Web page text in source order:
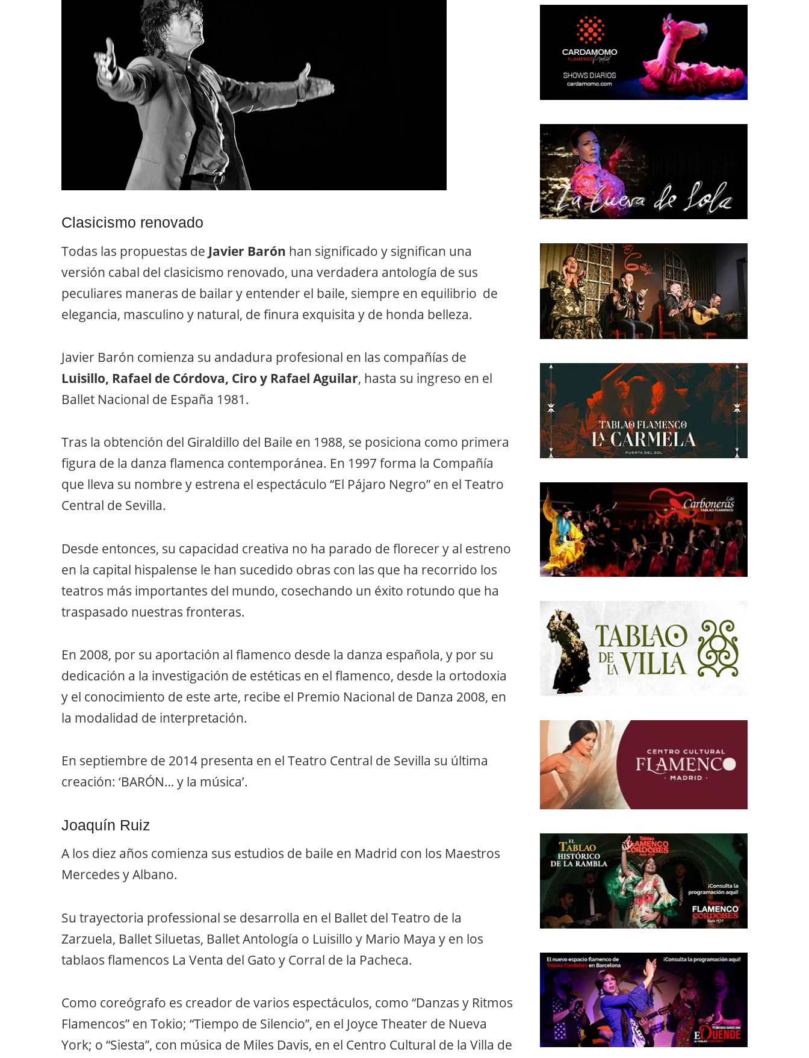
Clasicismo renovado
Todas las propuestas de Javier Barón han significado y significan una
versión cabal del clasicismo renovado, una verdadera antología de sus
peculiares maneras de bailar y entender el baile, siempre en equilibrio de
elegancia, masculino y natural, de finura exquisita y de honda belleza.
Javier Barón comienza su andadura profesional en las compañías de
Luisillo, Rafael de Córdova, Ciro y Rafael Aguilar, hasta su ingreso en el
Ballet Nacional de España 1981.
Tras la obtención del Giraldillo del Baile en 1988, se posiciona como primera
figura de la danza flamenca contemporánea. En 1997 forma la Compañía
que lleva su nombre y estrena el espectáculo “El Pájaro Negro” en el Teatro
Central de Sevilla.
Desde entonces, su capacidad creativa no ha parado de florecer y al estreno
en la capital hispalense le han sucedido obras con las que ha recorrido los
teatros más importantes del mundo, cosechando un éxito rotundo que ha
traspasado nuestras fronteras.
En 2008, por su aportación al flamenco desde la danza española, y por su
dedicación a la investigación de estéticas en el flamenco, desde la ortodoxia
y el conocimiento de este arte, recibe el Premio Nacional de Danza 2008, en
la modalidad de interpretación.
En septiembre de 2014 presenta en el Teatro Central de Sevilla su última
creación: ‘BARÓN… y la música’.
Joaquín Ruiz
A los diez años comienza sus estudios de baile en Madrid con los Maestros
Mercedes y Albano.
Su trayectoria professional se desarrolla en el Ballet del Teatro de la
Zarzuela, Ballet Siluetas, Ballet Antología o Luisillo y Mario Maya y en los
tablaos flamencos La Venta del Gato y Corral de la Pacheca.
Como coreógrafo es creador de varios espectáculos, como “Danzas y Ritmos
Flamencos” en Tokio; “Tiempo de Silencio”, en el Joyce Theater de Nueva
York; o “Siesta”, con música de Miles Davis, en el Centro Cultural de la Villa de